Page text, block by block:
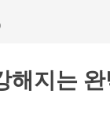
해지는